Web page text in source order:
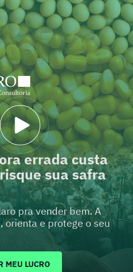
errada custa
sua safra
pra vender bem. A
orienta e protege o seu
MEU LUCRO